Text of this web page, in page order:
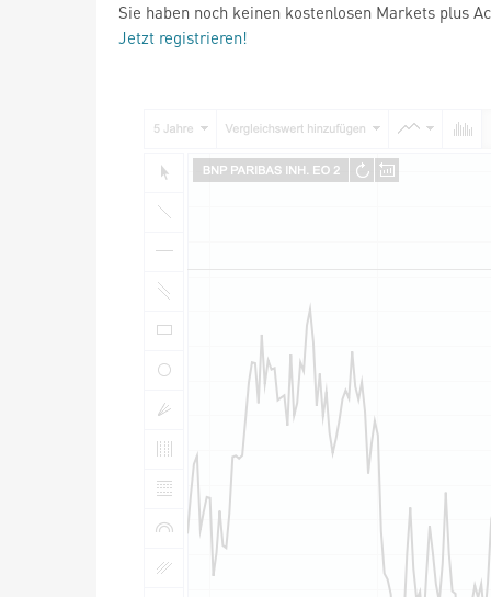
Sie haben noch keinen kostenlosen Markets plus
Jetzt registrieren!